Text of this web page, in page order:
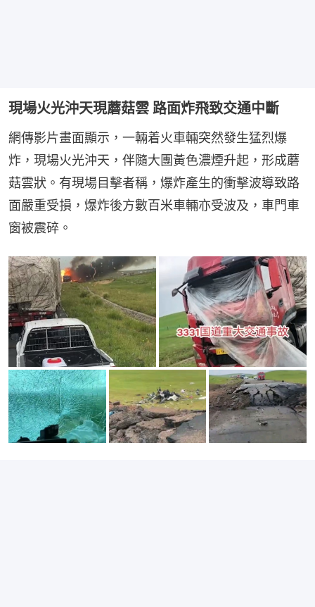
現場火光沖天現蘑菇雲 路面炸飛致交通中斷
網傳影片畫面顯示，一輛着火車輛突然發生猛烈爆
炸，現場火光沖天，伴隨大團黃色濃煙升起，形成蘑
菇雲狀。有現場目擊者稱，爆炸產生的衝擊波導致路
面嚴重受損，爆炸後方數百米車輛亦受波及，車門車
窗被震碎。